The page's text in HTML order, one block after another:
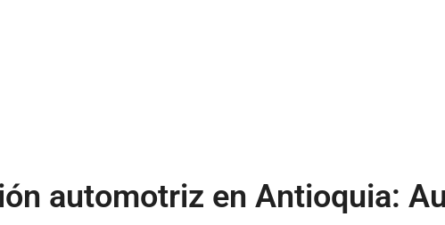
automotriz en Antioquia: